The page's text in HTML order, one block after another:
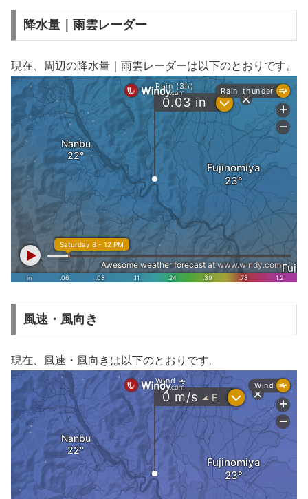
降水量｜雨雲レーダー
現在、周辺の降水量｜雨雲レーダーは以下のとおりです。
風速・風向き
現在、風速・風向きは以下のとおりです。